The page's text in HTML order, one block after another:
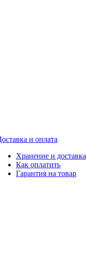
и оплата
Хранение и доставка
Как оплатить
Гарантия на товар